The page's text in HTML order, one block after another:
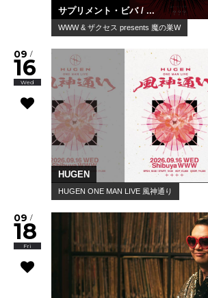
サプリメント・ビバ / ...
WWW & ザクセス presents 魔の巣W
09 /
16
Wed
HUGEN
HUGEN ONE MAN LIVE 風神通り
09 /
18
Fri